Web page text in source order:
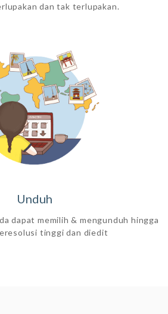
dan tak terlupakan.
Unduh
dapat memilih & mengunduh hingga
tinggi dan diedit